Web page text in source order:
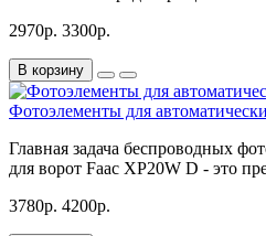
2970р. 3300р.
В корзину
Фотоэлементы для
Главная задача беспроводных
для ворот Faac XP20W D - это
3780р. 4200р.